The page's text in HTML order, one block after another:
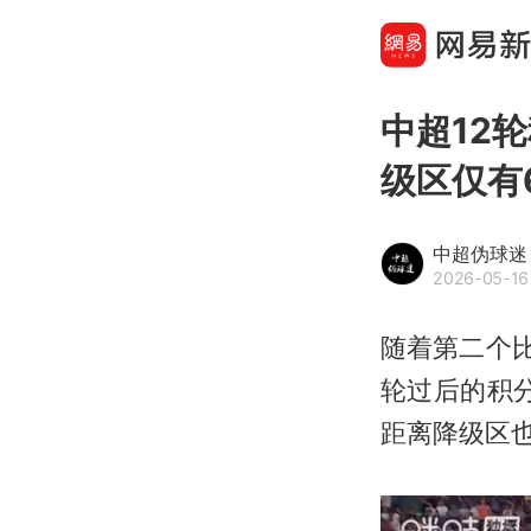
中超12
级区仅
中超伪球迷
2026-05-16
随着第二个
轮过后的积
距离降级区